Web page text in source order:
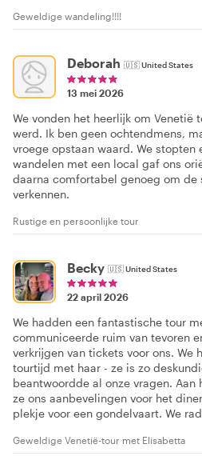
Geweldige wandeling!!!!
Deborah 🇺🇸United States
13 mei 2026
We vonden het heerlijk om Venetië
werd. Ik ben geen ochtendmens,
vroege opstaan waard. We stopten
wandelen met een local gaf ons
daarna comfortabel genoeg om
verkennen.
Rustige en persoonlijke tour
Becky 🇺🇸United States
22 april 2026
We hadden een fantastische tour
communiceerde ruim van tevoren
verkrijgen van tickets voor ons. We
tourtijd met haar - ze is zo
beantwoordde al onze vragen.
ze ons aanbevelingen voor het
plekje voor een gondelvaart. We
Geweldige Venetië-tour met Elisabetta